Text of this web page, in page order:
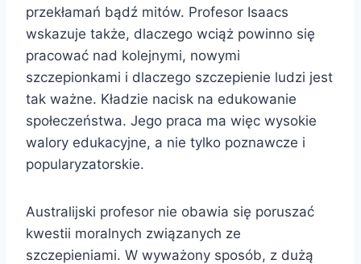
przekłamań bądź mitów. Profesor Isaacs
wskazuje także, dlaczego wciąż powinno się
pracować nad kolejnymi, nowymi
szczepionkami i dlaczego szczepienie ludzi jest
tak ważne. Kładzie nacisk na edukowanie
społeczeństwa. Jego praca ma więc wysokie
walory edukacyjne, a nie tylko poznawcze i
popularyzatorskie.
Australijski profesor nie obawia się poruszać
kwestii moralnych związanych ze
szczepieniami. W wyważony sposób, z dużą